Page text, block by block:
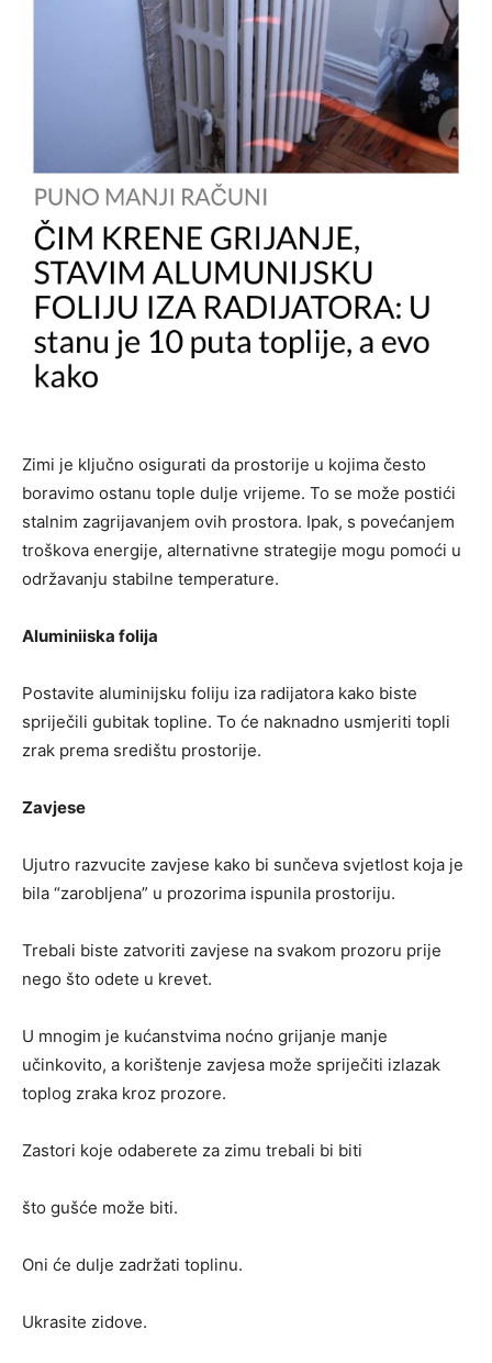
Zimi je ključno osigurati da prostorije u kojima često
boravimo ostanu tople dulje vrijeme. To se može postići
stalnim zagrijavanjem ovih prostora. Ipak, s povećanjem
troškova energije, alternativne strategije mogu pomoći u
održavanju stabilne temperature.
Aluminiiska folija
Postavite aluminijsku foliju iza radijatora kako biste
spriječili gubitak topline. To će naknadno usmjeriti topli
zrak prema središtu prostorije.
Zavjese
Ujutro razvucite zavjese kako bi sunčeva svjetlost koja je
bila “zarobljena” u prozorima ispunila prostoriju.
Trebali biste zatvoriti zavjese na svakom prozoru prije
nego što odete u krevet.
U mnogim je kućanstvima noćno grijanje manje
učinkovito, a korištenje zavjesa može spriječiti izlazak
toplog zraka kroz prozore.
Zastori koje odaberete za zimu trebali bi biti
što gušće može biti.
Oni će dulje zadržati toplinu.
Ukrasite zidove.